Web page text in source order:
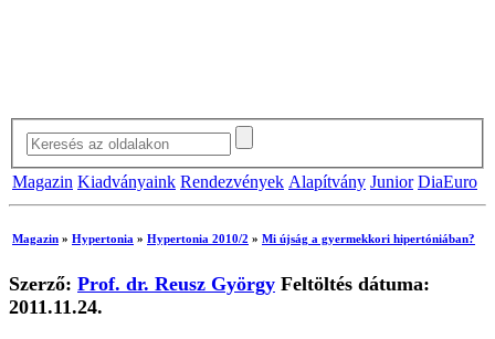
Magazin Kiadványaink Rendezvények Alapítvány Junior DiaEuro
Magazin » Hypertonia » Hypertonia 2010/2 » Mi újság a gyermekkori hipertóniában?
Szerző: Prof. dr. Reusz György Feltöltés dátuma:
2011.11.24.